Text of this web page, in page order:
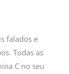
falados e
Todas as
C no seu